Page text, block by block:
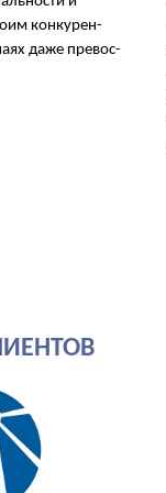
кон­ку­рен­
да­же пре­вос­